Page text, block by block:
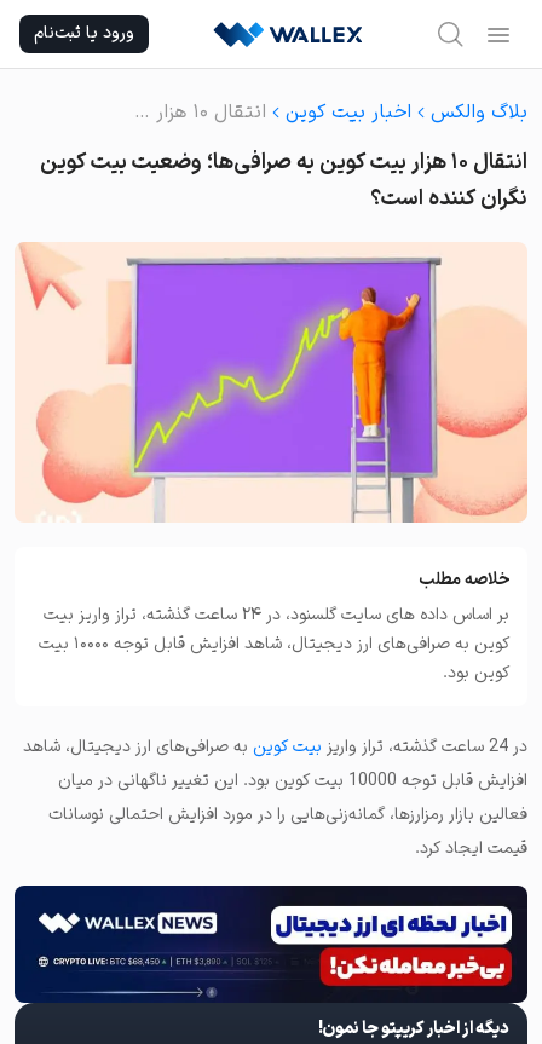
content
ورود یا ثبت‌نام
بلاگ والکس اخبار بیت کوین انتقال ۱۰ هزار بیت کوین به صرافی‌ها؛ وضعیت بیت کوین نگران کننده است؟
انتقال ۱۰ هزار بیت کوین به صرافی‌ها؛ وضعیت بیت کوین
نگران کننده است؟
خلاصه مطلب
بر اساس داده های سایت گلسنود، در 24 ساعت گذشته، تراز واریز بیت
کوین به صرافی‌های ارز دیجیتال، شاهد افزایش قابل توجه 10000 بیت
کوین بود.
در 24 ساعت گذشته، تراز واریز بیت کوین به صرافی‌های ارز دیجیتال، شاهد
افزایش قابل توجه 10000 بیت کوین بود. این تغییر ناگهانی در میان
فعالین بازار رمزارزها، گمانه‌زنی‌هایی را در مورد افزایش احتمالی نوسانات
قیمت ایجاد کرد.
دیگه از اخبار کریپتو جا نمون!